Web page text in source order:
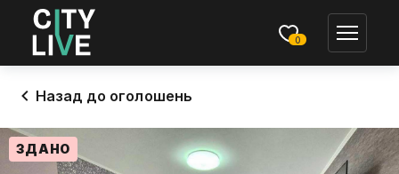
0
Назад до оголошень
ЗДАНО